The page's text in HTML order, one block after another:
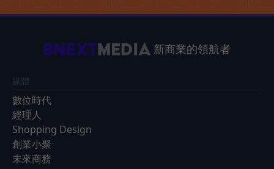
新商業的領航者
媒體
數位時代
經理人
Shopping Design
創業小聚
未來商務